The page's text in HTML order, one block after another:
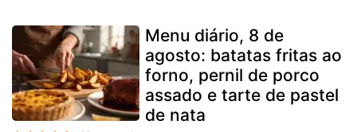
Menu diário, 8 de
agosto: batatas fritas ao
forno, pernil de porco
assado e tarte de pastel
de nata